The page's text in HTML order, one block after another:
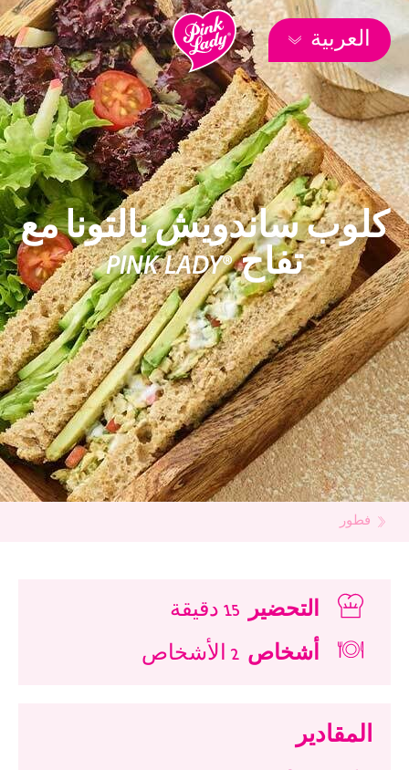
العربية
كلوب ساندويش بالتونا مع
تفاح ®PINK LADY
فطور
التحضير
15 دقيقة
أشخاص 2 الأشخاص
المقادير